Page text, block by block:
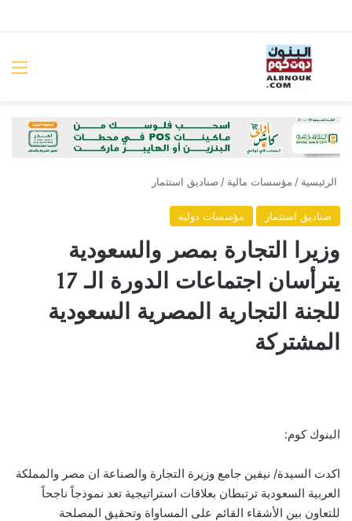
بحث عن
الرئيسية / مؤسسات مالية / صناديق استثمار
صناديق استثمار مؤسسات دولية
وزيرا التجارة بمصر والسعودية
يترأسان اجتماعات الدورة الـ 17
للجنة التجارية المصرية السعودية
المشتركة
البنوك كوم:
اكدت السيدة/ نيفين جامع وزيرة التجارة والصناعة ان مصر والمملكة
العربية السعودية ترتبطان بعلاقات استراتيجية تعد نموذجاً ناجحاً
للتعاون بين الأشقاء القائم على المساواة وتحقيق المصلحة